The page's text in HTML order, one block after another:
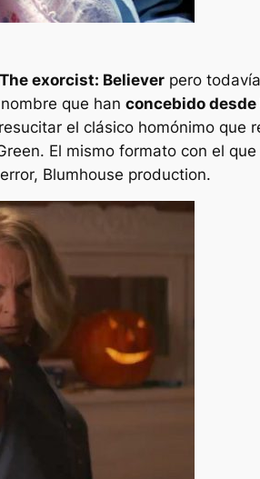
The exorcist: Believer pero
que han concebido
el clásico homónimo que
El mismo formato con el que
Blumhouse production.